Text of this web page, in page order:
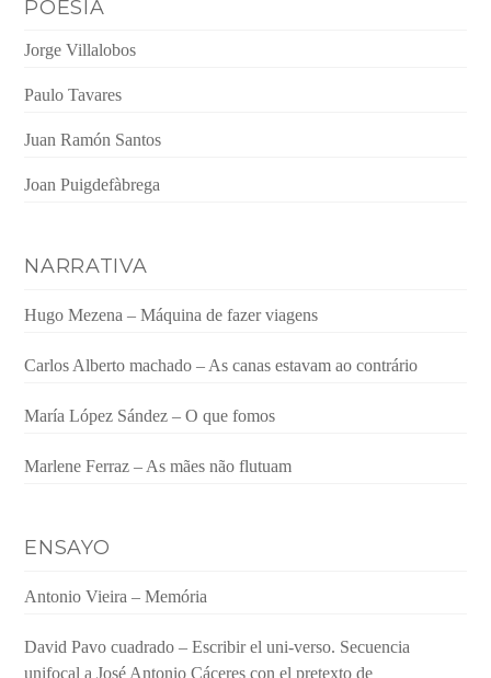
POESÍA
Jorge Villalobos
Paulo Tavares
Juan Ramón Santos
Joan Puigdefàbrega
NARRATIVA
Hugo Mezena – Máquina de fazer viagens
Carlos Alberto machado – As canas estavam ao contrário
María López Sández – O que fomos
Marlene Ferraz – As mães não flutuam
ENSAYO
Antonio Vieira – Memória
David Pavo cuadrado – Escribir el uni-verso. Secuencia
unifocal a José Antonio Cáceres con el pretexto de